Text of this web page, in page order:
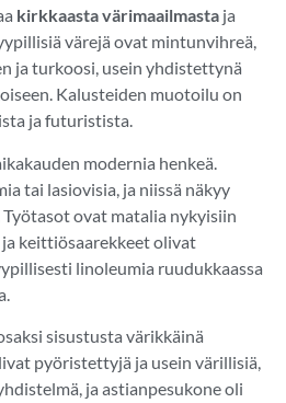
kirkkaasta värimaailmasta ja
värejä ovat mintunvihreä,
ja turkoosi, usein yhdistettynä
Kalusteiden muotoilu on
ja futuristista.
modernia henkeä.
tai lasiovisia, ja niissä näkyy
ovat matalia nykyisiin
keittiösaarekkeet olivat
linoleumia ruudukkaassa
sisustusta värikkäinä
pyöristettyjä ja usein värillisiä,
ja astianpesukone oli